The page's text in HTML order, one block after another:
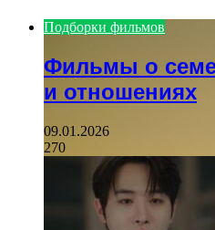
Подборки фильмов
Фильмы о
и отношениях
09.01.2026
270